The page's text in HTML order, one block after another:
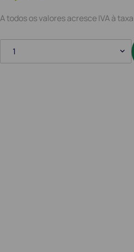
A todos os valores acresce IVA à
1